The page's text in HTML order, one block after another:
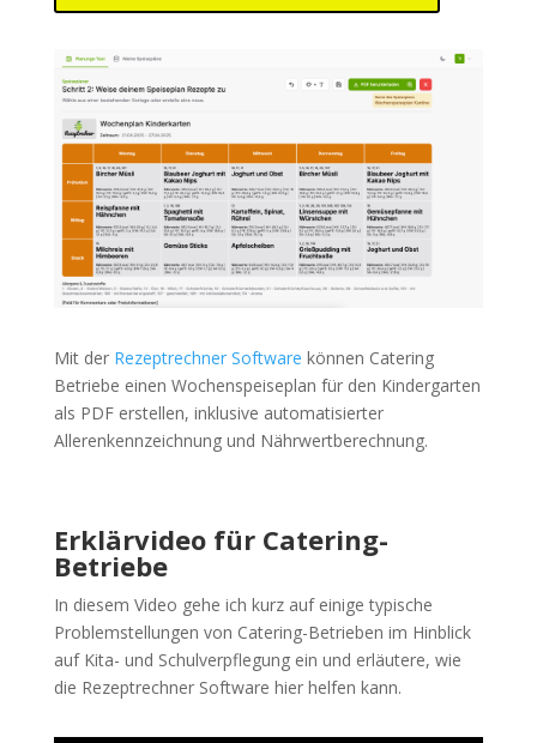
Mit der Rezeptrechner Software können Catering
Betriebe einen Wochenspeiseplan für den Kindergarten
als PDF erstellen, inklusive automatisierter
Allerenkennzeichnung und Nährwertberechnung.
Erklärvideo für Catering-
Betriebe
In diesem Video gehe ich kurz auf einige typische
Problemstellungen von Catering-Betrieben im Hinblick
auf Kita- und Schulverpflegung ein und erläutere, wie
die Rezeptrechner Software hier helfen kann.